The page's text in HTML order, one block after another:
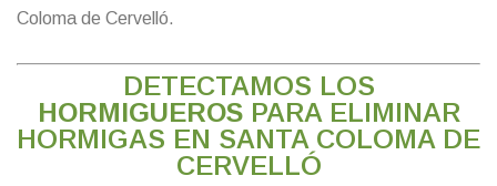
Coloma de Cervelló.
DETECTAMOS LOS
HORMIGUEROSPARA ELIMINAR
HORMIGAS EN SANTA COLOMA DE
CERVELLÓ